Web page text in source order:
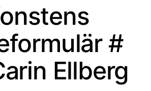
#
Ellberg